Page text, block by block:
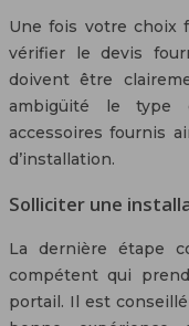
Une fois votre choix
vérifier le devis
doivent être
ambigüité le type
accessoires fournis
d’installation.
Solliciter une
La dernière étape
compétent qui
portail. Il est